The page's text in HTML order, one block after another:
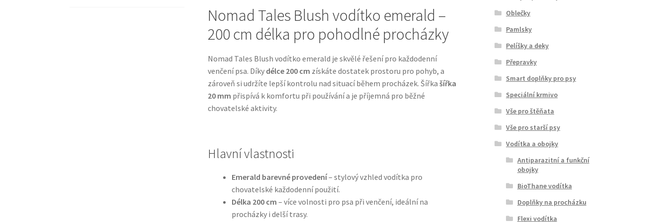
Nomad Tales Blush vodítko emerald –
200 cm délka pro pohodlné procházky
Nomad Tales Blush vodítko emerald je skvělé řešení pro každodenní
venčení psa. Díky délce 200 cm získáte dostatek prostoru pro pohyb, a
zároveň si udržíte lepší kontrolu nad situací během procházek. Šířka šířka
20 mm přispívá k komfortu při používání a je příjemná pro běžné
chovatelské aktivity.
Hlavní vlastnosti
Emerald barevné provedení– stylový vzhled vodítka pro
chovatelské každodenní použití.
Délka 200 cm – více volnosti pro psa při venčení, ideální na
procházky i delší trasy.
Oblečky
Pamlsky
Pelíšky a deky
Přepravky
Smart doplňky pro psy
Speciální krmivo
Vše pro štěňata
Vše pro starší psy
Vodítka a obojky
Antiparazitní a funkční
obojky
BioThane vodítka
Doplňky na procházku
Flexi vodítka